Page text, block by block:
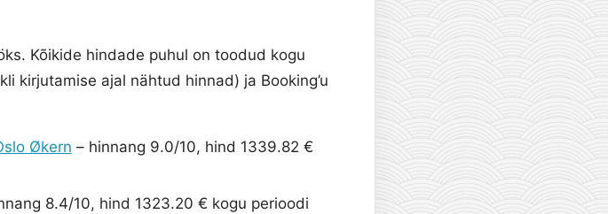
Kõikide hindade puhul on toodud kogu
kirjutamise ajal nähtud hinnad) ja Booking’u
Økern – hinnang 9.0/10, hind 1339.82 €
8.4/10, hind 1323.20 € kogu perioodi